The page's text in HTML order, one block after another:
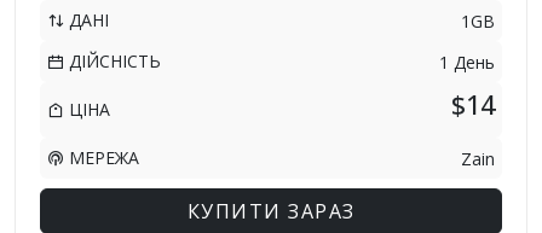
ДАНІ
1GB
ДІЙСНІСТЬ
1 День
ЦІНА $14
МЕРЕЖА Zain
КУПИТИ ЗАРАЗ